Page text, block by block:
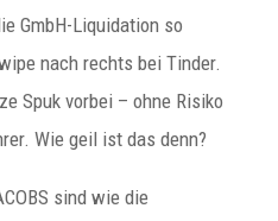
GmbH-Liquidation so
nach rechts bei Tinder.
Spuk vorbei – ohne Risiko
Wie geil ist das denn?
sind wie die